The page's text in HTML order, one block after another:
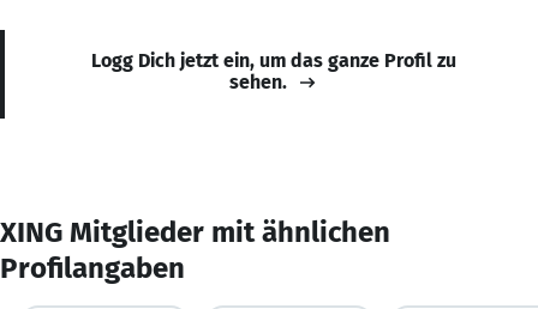
Logg Dich jetzt ein, um das ganze Profil zu
sehen.
XING Mitglieder mit ähnlichen
Profilangaben